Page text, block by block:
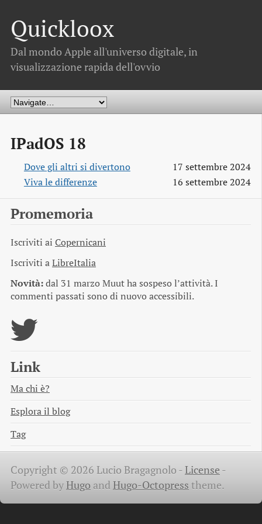
Quickloox
Dal mondo Apple all'universo digitale, in
visualizzazione rapida dell'ovvio
IPadOS 18
Dove gli altri si divertono
17 settembre 2024
Viva le differenze
16 settembre 2024
Promemoria
Iscriviti ai Copernicani
Iscriviti aLibreItalia
Novità:dal 31 marzo Muut ha sospeso l’attività. I
commenti passati sono di nuovo accessibili.
Link
Ma chi è?
Esplora il blog
Tag
Copyright © 2026 Lucio Bragagnolo -License -
Powered byHugo and Hugo-Octopress theme.